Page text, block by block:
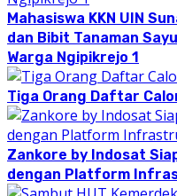
Mahasiswa KKN UIN
dan Bibit Tanaman
Warga Ngipikrejo 1
Tiga Orang Daftar
Zankore by Indosat
dengan Platform